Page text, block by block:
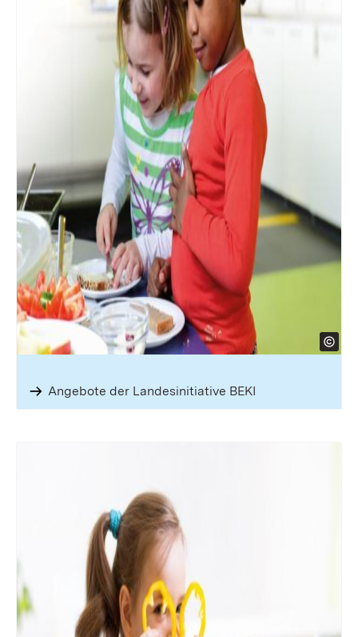
Angebote der Landesinitiative BEKI